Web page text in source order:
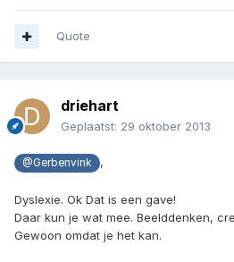
Quote
driehart
Geplaatst: 29 oktober 2013
@Gerbenvink ,
Dyslexie. Ok Dat is een gave!
Daar kun je wat mee. Beelddenken,
Gewoon omdat je het kan.